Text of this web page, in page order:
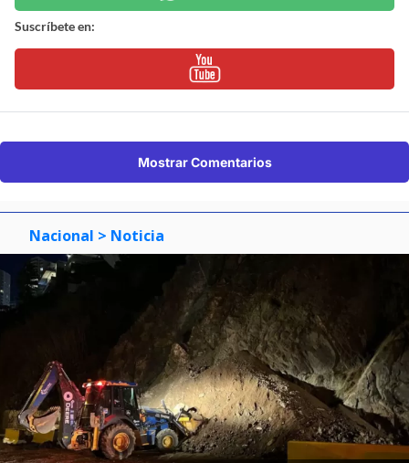
Suscríbete en:
Mostrar Comentarios
Nacional > Noticia